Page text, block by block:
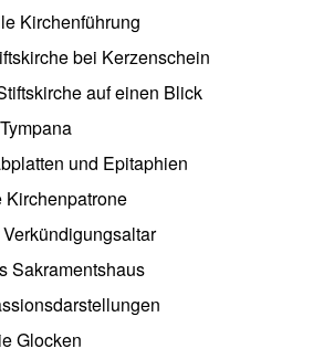
Kirchenführung
bei Kerzenschein
auf einen Blick
und Epitaphien
Kirchenpatrone
Sakramentshaus
Glocken